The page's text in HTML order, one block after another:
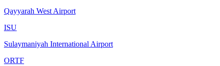
Qayyarah West Airport
ISU
Sulaymaniyah International Airport
ORTF